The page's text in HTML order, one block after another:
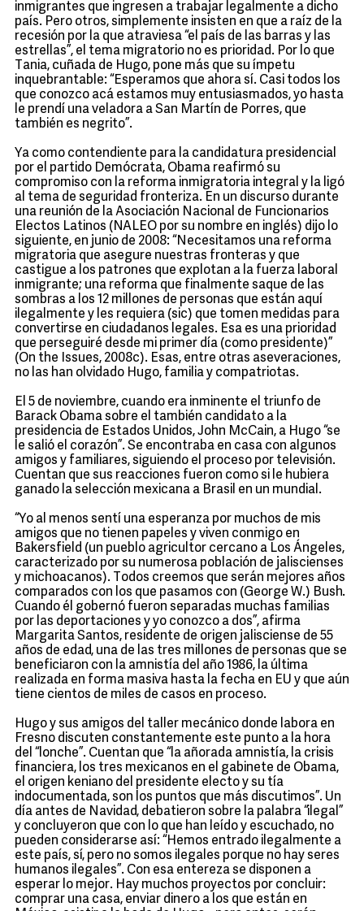
inmigrantes que ingresen a trabajar legalmente a dicho
país. Pero otros, simplemente insisten en que a raíz de la
recesión por la que atraviesa “el país de las barras y las
estrellas”, el tema migratorio no es prioridad. Por lo que
Tania, cuñada de Hugo, pone más que su ímpetu
inquebrantable: “Esperamos que ahora sí. Casi todos los
que conozco acá estamos muy entusiasmados, yo hasta
le prendí una veladora a San Martín de Porres, que
también es negrito”.
Ya como contendiente para la candidatura presidencial
por el partido Demócrata, Obama reafirmó su
compromiso con la reforma inmigratoria integral y la ligó
al tema de seguridad fronteriza. En un discurso durante
una reunión de la Asociación Nacional de Funcionarios
Electos Latinos (NALEO por su nombre en inglés) dijo lo
siguiente, en junio de 2008: “Necesitamos una reforma
migratoria que asegure nuestras fronteras y que
castigue a los patrones que explotan a la fuerza laboral
inmigrante; una reforma que finalmente saque de las
sombras a los 12 millones de personas que están aquí
ilegalmente y les requiera (sic) que tomen medidas para
convertirse en ciudadanos legales. Esa es una prioridad
que perseguiré desde mi primer día (como presidente)”
(On the Issues, 2008c). Esas, entre otras aseveraciones,
no las han olvidado Hugo, familia y compatriotas.
El 5 de noviembre, cuando era inminente el triunfo de
Barack Obama sobre el también candidato a la
presidencia de Estados Unidos, John McCain, a Hugo “se
le salió el corazón”. Se encontraba en casa con algunos
amigos y familiares, siguiendo el proceso por televisión.
Cuentan que sus reacciones fueron como si le hubiera
ganado la selección mexicana a Brasil en un mundial.
“Yo al menos sentí una esperanza por muchos de mis
amigos que no tienen papeles y viven conmigo en
Bakersfield (un pueblo agricultor cercano a Los Ángeles,
caracterizado por su numerosa población de jaliscienses
y michoacanos). Todos creemos que serán mejores años
comparados con los que pasamos con (George W.) Bush.
Cuando él gobernó fueron separadas muchas familias
por las deportaciones y yo conozco a dos”, afirma
Margarita Santos, residente de origen jalisciense de 55
años de edad, una de las tres millones de personas que se
beneficiaron con la amnistía del año 1986, la última
realizada en forma masiva hasta la fecha en EU y que aún
tiene cientos de miles de casos en proceso.
Hugo y sus amigos del taller mecánico donde labora en
Fresno discuten constantemente este punto a la hora
del “lonche”. Cuentan que “la añorada amnistía, la crisis
financiera, los tres mexicanos en el gabinete de Obama,
el origen keniano del presidente electo y su tía
indocumentada, son los puntos que más discutimos”. Un
día antes de Navidad, debatieron sobre la palabra “ilegal”
y concluyeron que con lo que han leído y escuchado, no
pueden considerarse así: “Hemos entrado ilegalmente a
este país, sí, pero no somos ilegales porque no hay seres
humanos ilegales”. Con esa entereza se disponen a
esperar lo mejor. Hay muchos proyectos por concluir:
comprar una casa, enviar dinero a los que están en